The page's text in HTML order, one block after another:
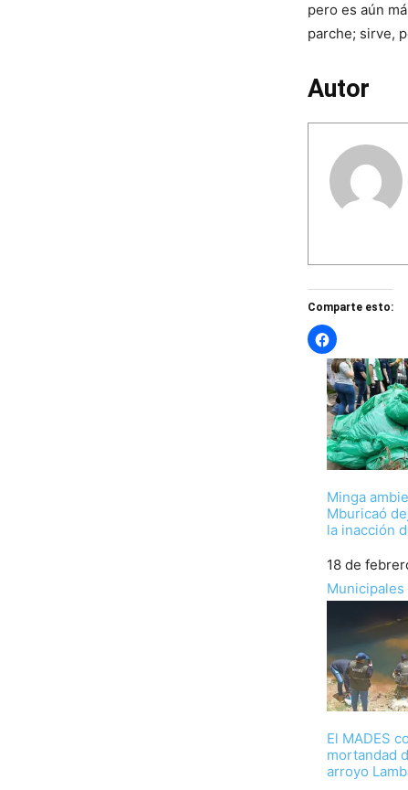
pero es aún
parche; sirve,
Autor
Comparte esto:
Minga
Mburicaó
la inacción
Fecha
18 de
Respecto a
Municipales
El MADES
mortandad
arroyo